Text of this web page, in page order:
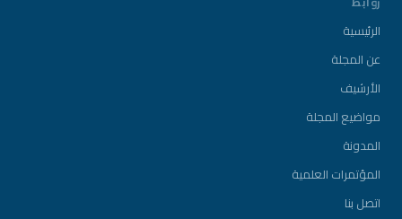
الرئيسية
عن المجلة
الأرشيف
مواضيع المجلة
المدونة
المؤتمرات العلمية
اتصل بنا